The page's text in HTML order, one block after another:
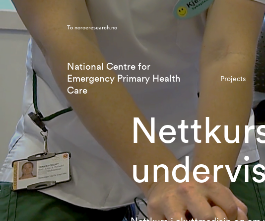
Tonorceresearch.no
National Centre for
Emergency Primary Health
Care
Projects